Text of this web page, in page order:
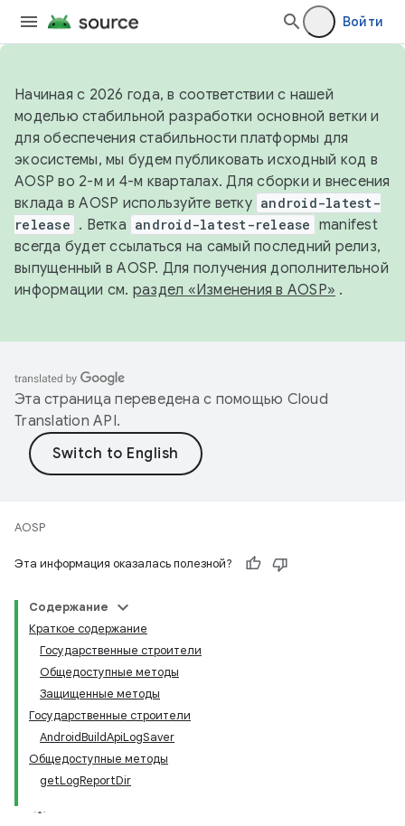
Войти
Начиная с 2026 года, в соответствии с нашей
моделью стабильной разработки основной ветки и
для обеспечения стабильности платформы для
экосистемы, мы будем публиковать исходный код в
AOSP во 2-м и 4-м кварталах. Для сборки и внесения
вклада в AOSP используйте ветку android-latest-
release . Ветка android-latest-release manifest
всегда будет ссылаться на самый последний релиз,
выпущенный в AOSP. Для получения дополнительной
информации см. раздел «Изменения в AOSP» .
Эта страница переведена с помощью Cloud
Translation API.
AOSP
Эта информация оказалась полезной?
Содержание
Краткое содержание
Государственные строители
Общедоступные методы
Защищенные методы
Государственные строители
AndroidBuildApiLogSaver
Общедоступные методы
getLogReportDir